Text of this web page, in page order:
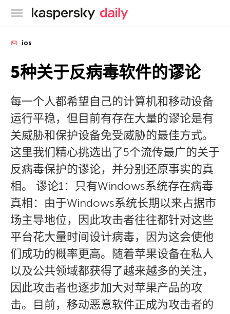
卡巴斯基官方博客
ios
5种关于反病毒软件的谬论
每一个人都希望自己的计算机和移动设备
运行平稳，但目前有存在大量的谬论是有
关威胁和保护设备免受威胁的最佳方式。
这里我们精心挑选出了5个流传最广的关于
反病毒保护的谬论，并分别还原事实的真
相。 谬论1：只有Windows系统存在病毒
真相：由于Windows系统长期以来占据市
场主导地位，因此攻击者往往都针对这些
平台花大量时间设计病毒，因为这会使他
们成功的概率更高。随着苹果设备在私人
以及公共领域都获得了越来越多的关注，
因此攻击者也逐步加大对苹果产品的攻
击。目前，移动恶意软件正成为攻击者的